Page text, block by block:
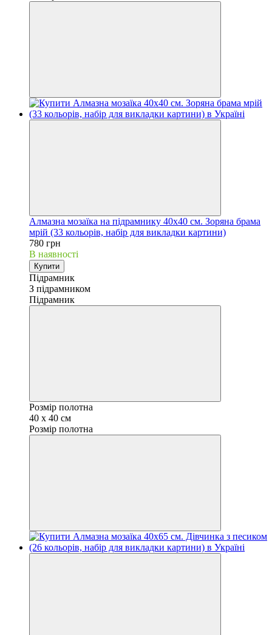
Алмазна мозаїка на підрамнику 40х40 см. Зоряна брама
мрій (33 кольорів, набір для викладки картини)
780 грн
В наявності
Купити
Підрамник
З підрамником
Підрамник
Розмір полотна
40 х 40 см
Розмір полотна